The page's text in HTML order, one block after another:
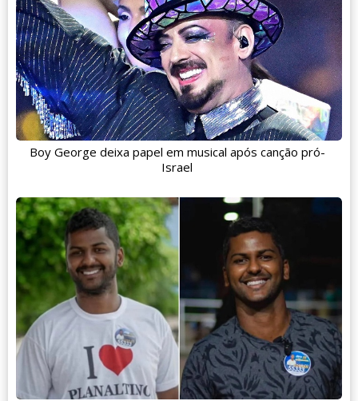
Boy George deixa papel em musical após canção pró-
Israel